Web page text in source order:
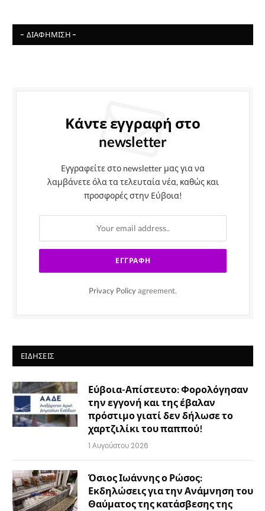
- ΔΙΑΦΉΜΙΣΗ -
Κάντε εγγραφή στο
newsletter
Εγγραφείτε στο newsletter μας για να
λαμβάνετε όλα τα τελευταία νέα, καθώς και
προσφορές στην Εύβοια!
Privacy Policy agreement.
ΕΙΔΉΣΕΙΣ
Εύβοια-Απίστευτο: Φορολόγησαν
την εγγονή και της έβαλαν
πρόστιμο γιατί δεν δήλωσε το
χαρτζιλίκι του παππού!
1 Αυγούστου 2026
Όσιος Ιωάννης ο Ρώσος:
Εκδηλώσεις για την Ανάμνηση του
Θαύματος της κατάσβεσης της